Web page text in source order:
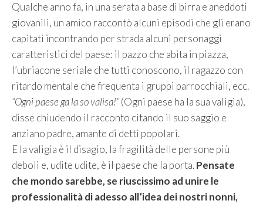
Qualche anno fa, in una serata a base di birra e aneddoti
giovanili, un amico raccontò alcuni episodi che gli erano
capitati incontrando per strada alcuni personaggi
caratteristici del paese: il pazzo che abita in piazza,
l’ubriacone seriale che tutti conoscono, il ragazzo con
ritardo mentale che frequenta i gruppi parrocchiali, ecc.
“Ogni paese ga la so valìsa!”(Ogni paese ha la sua valigia),
disse chiudendo il racconto citando il suo saggio e
anziano padre, amante di detti popolari.
E la valigia è il disagio, la fragilità delle persone più
deboli e, udite udite, è il paese che la porta.Pensate
che mondo sarebbe, se riuscissimo ad unire le
professionalità di adesso all’idea dei nostri nonni,